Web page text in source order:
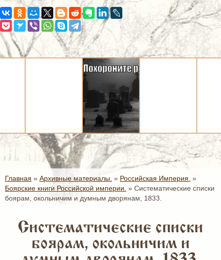
Главная » Архивные материалы. » Российская Империя. »
Боярские книги Российской империи. » Систематические списки
боярам, окольничим и думным дворянам, 1833.
Систематические списки
боярам, окольничим и